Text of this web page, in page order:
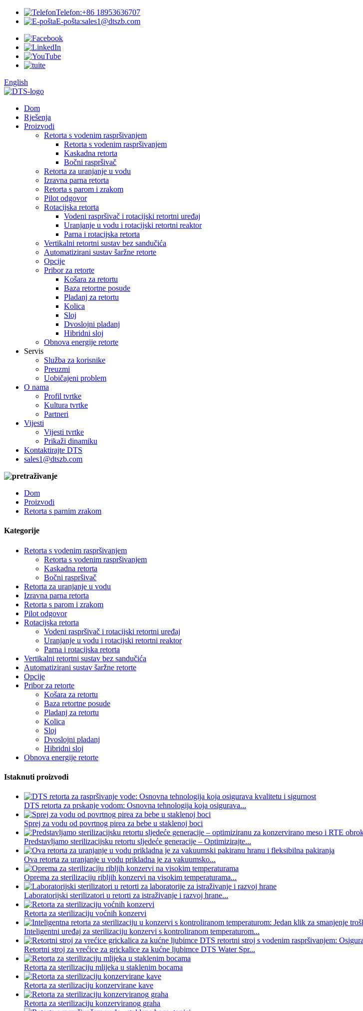
Telefon:+86 18953636707
E-pošta:sales1@dtszb.com
English
Dom
Rješenja
Proizvodi
Retorta s vodenim raspršivanjem
Retorta s vodenim raspršivanjem
Kaskadna retorta
Bočni raspršivač
Retorta za uranjanje u vodu
Izravna parna retorta
Retorta s parom i zrakom
Pilot odgovor
Rotacijska retorta
Vodeni raspršivač i rotacijski retortni uređaj
Uranjanje u vodu i rotacijski retortni reaktor
Parna i rotacijska retorta
Vertikalni retortni sustav bez sandučića
Automatizirani sustav šaržne retorte
Opcije
Pribor za retorte
Košara za retortu
Baza retortne posude
Pladanj za retortu
Kolica
Sloj
Dvoslojni pladanj
Hibridni sloj
Obnova energije retorte
Servis
Služba za korisnike
Preuzmi
Uobičajeni problem
O nama
Profil tvrtke
Kultura tvrtke
Partneri
Vijesti
Vijesti tvrtke
Prikaži dinamiku
Kontaktirajte DTS
sales1@dtszb.com
Dom
Proizvodi
Retorta s parnim zrakom
Kategorije
Retorta s vodenim raspršivanjem
Retorta s vodenim raspršivanjem
Kaskadna retorta
Bočni raspršivač
Retorta za uranjanje u vodu
Izravna parna retorta
Retorta s parom i zrakom
Pilot odgovor
Rotacijska retorta
Vodeni raspršivač i rotacijski retortni uređaj
Uranjanje u vodu i rotacijski retortni reaktor
Parna i rotacijska retorta
Vertikalni retortni sustav bez sandučića
Automatizirani sustav šaržne retorte
Opcije
Pribor za retorte
Košara za retortu
Baza retortne posude
Pladanj za retortu
Kolica
Sloj
Dvoslojni pladanj
Hibridni sloj
Obnova energije retorte
Istaknuti proizvodi
DTS retorta za prskanje vodom: Osnovna tehnologija koja osigurava...
Sprej za vodu od povrtnog pirea za bebe u staklenoj boci
Predstavljamo sterilizacijsku retortu sljedeće generacije – Optimizirajte...
Ova retorta za uranjanje u vodu prikladna je za vakuumsko...
Oprema za sterilizaciju ribljih konzervi na visokim temperaturama...
Laboratorijski sterilizatori u retorti za istraživanje i razvoj hrane...
Retorta za sterilizaciju voćnih konzervi
Inteligentni uređaj za sterilizaciju konzervi s kontroliranom temperaturom...
Retortni stroj za vrećice za grickalice za kućne ljubimce DTS Water Spr...
Retorta za sterilizaciju mlijeka u staklenim bocama
Retorta za sterilizaciju konzervirane kave
Retorta za sterilizaciju konzerviranog graha